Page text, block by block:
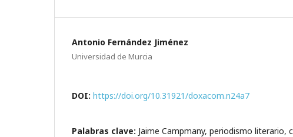
Antonio Fernández Jiménez
Universidad de Murcia
DOI: https://doi.org/10.31921/doxacom.n24a7
Palabras clave: Jaime Campmany, periodismo literario,